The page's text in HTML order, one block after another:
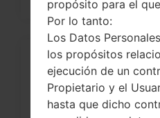
propósito para el
Por lo tanto:
Los Datos
los propósitos
ejecución de un
Propietario y el
hasta que dicho